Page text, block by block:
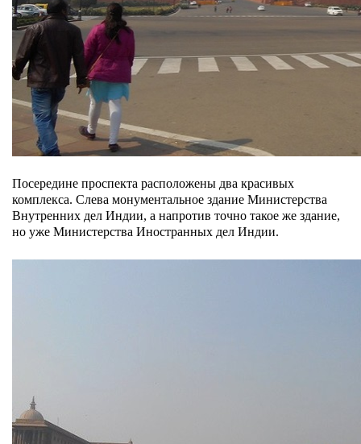
Посередине проспекта расположены два красивых
комплекса. Слева монументальное здание Министерства
Внутренних дел Индии, а напротив точно такое же здание,
но уже Министерства Иностранных дел Индии.